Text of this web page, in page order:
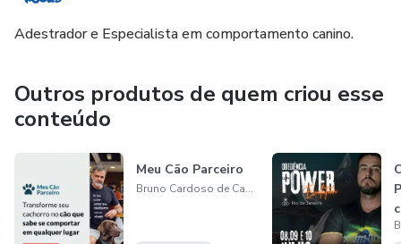
Adestrador e Especialista em comportamento canino.
Outros produtos de quem criou esse
conteúdo
Meu Cão Parceiro
Bruno Cardoso de Castro e Azevedo